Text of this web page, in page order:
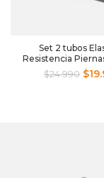
Set 2 tubos
Resistencia
$24.990 $